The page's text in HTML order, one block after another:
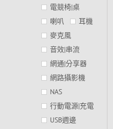
電競椅|桌
喇叭
耳機
麥克風
音效|串流
網通|分享器
網路攝影機
NAS
行動電源|充電
USB週邊